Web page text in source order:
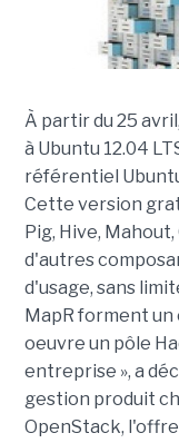
À partir du 25
à Ubuntu 12.04
référentiel
Cette version
Pig, Hive,
d'autres
d'usage, sans
MapR forment
oeuvre un pôle
entreprise », a
gestion produit
OpenStack,